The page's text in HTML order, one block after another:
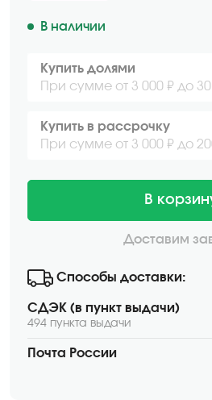
В наличии
Купить долями
При сумме от 3 000 ₽ до 30
Купить в рассрочку
При сумме от 3 000 ₽ до
В
Доставим
Способы доставки:
СДЭК (в пункт выдачи)
494 пункта выдачи
Почта России